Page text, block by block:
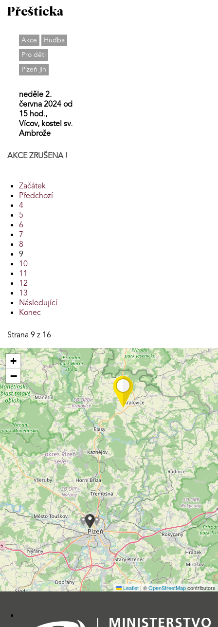
Přešticka
Akce
Hudba
Pro děti
Plzeň jih
neděle 2.
června 2024 od
15 hod.,
Vícov, kostel sv.
Ambrože
AKCE ZRUŠENA !
Začátek
Předchozí
4
5
6
7
8
9
10
11
12
13
Následující
Konec
Strana 9 z 16
+
−
Leaflet |©OpenStreetMapcontributors